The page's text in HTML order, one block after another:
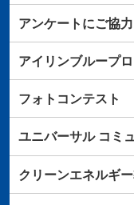
アンケートにご協
アイリンブループ
フォトコンテスト
ユニバーサルコミ
クリーンエネルギ